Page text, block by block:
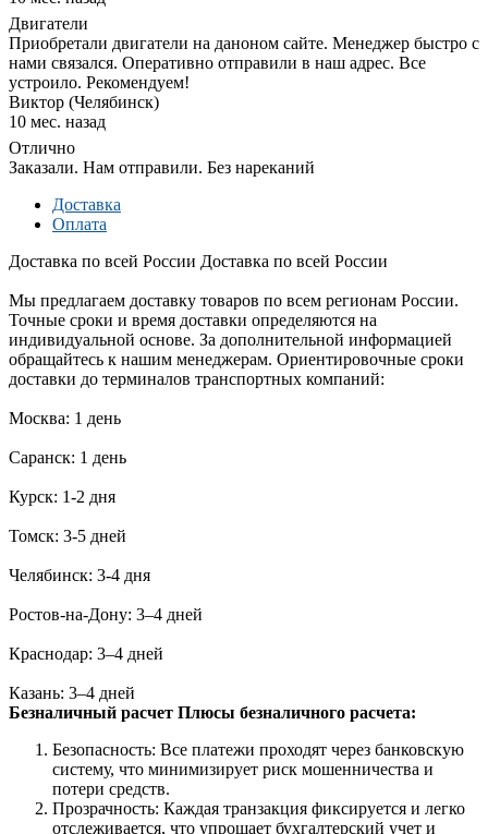
Двигатели
Приобретали двигатели на даноном сайте. Менеджер быстро с
нами связался. Оперативно отправили в наш адрес. Все
устроило. Рекомендуем!
Виктор (Челябинск)
10 мес. назад
Отлично
Заказали. Нам отправили. Без нареканий
Доставка
Оплата
Доставка по всей России Доставка по всей России
Мы предлагаем доставку товаров по всем регионам России.
Точные сроки и время доставки определяются на
индивидуальной основе. За дополнительной информацией
обращайтесь к нашим менеджерам. Ориентировочные сроки
доставки до терминалов транспортных компаний:
Москва: 1 день
Саранск: 1 день
Курск: 1-2 дня
Томск: 3-5 дней
Челябинск: 3-4 дня
Ростов-на-Дону: 3–4 дней
Краснодар: 3–4 дней
Казань: 3–4 дней
Безналичный расчет Плюсы безналичного расчета:
Безопасность: Все платежи проходят через банковскую
систему, что минимизирует риск мошенничества и
потери средств.
Прозрачность: Каждая транзакция фиксируется и легко
отслеживается, что упрощает бухгалтерский учет и